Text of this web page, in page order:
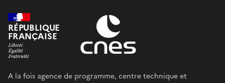
RÉPUBLIQUE
FRANÇAISE
A la fois agence de programme, centre technique et